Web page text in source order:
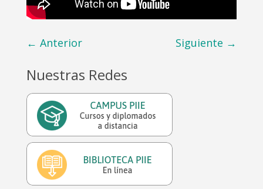
← Anterior Siguiente →
Nuestras Redes